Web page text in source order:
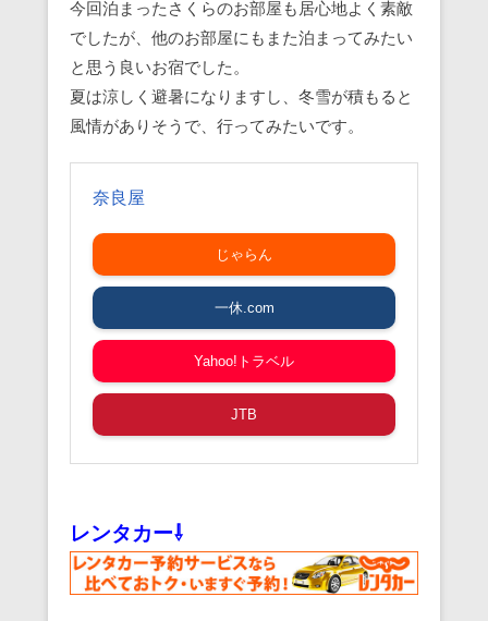
今回泊まったさくらのお部屋も居心地よく素敵
でしたが、他のお部屋にもまた泊まってみたい
と思う良いお宿でした。
夏は涼しく避暑になりますし、冬雪が積もると
風情がありそうで、行ってみたいです。
奈良屋
じゃらん
一休.com
Yahoo!トラベル
JTB
レンタカー⇩